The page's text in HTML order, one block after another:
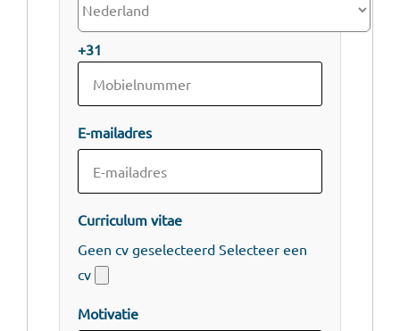
+31
E-mailadres
Curriculum vitae
Geen cv geselecteerd Selecteer een
cv
Motivatie